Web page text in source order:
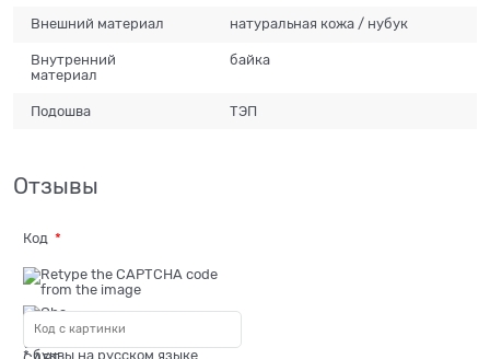
Внешний материал натуральная кожа / нубук
Внутренний
материал
байка
Подошва ТЭП
Отзывы
Код
* буквы на русском языке